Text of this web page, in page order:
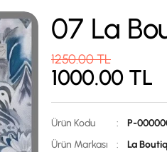
07 La
1250.00TL
1000.00 TL
Ürün Kodu :
P-
Ürün Markası
: La